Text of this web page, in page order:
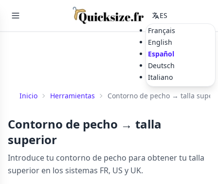
ES
Français
English
Español
Deutsch
Italiano
Inicio
Herramientas Contorno de pecho → talla
Contorno de pecho → talla
superior
Introduce tu contorno de pecho para obtener tu talla
superior en los sistemas FR, US y UK.